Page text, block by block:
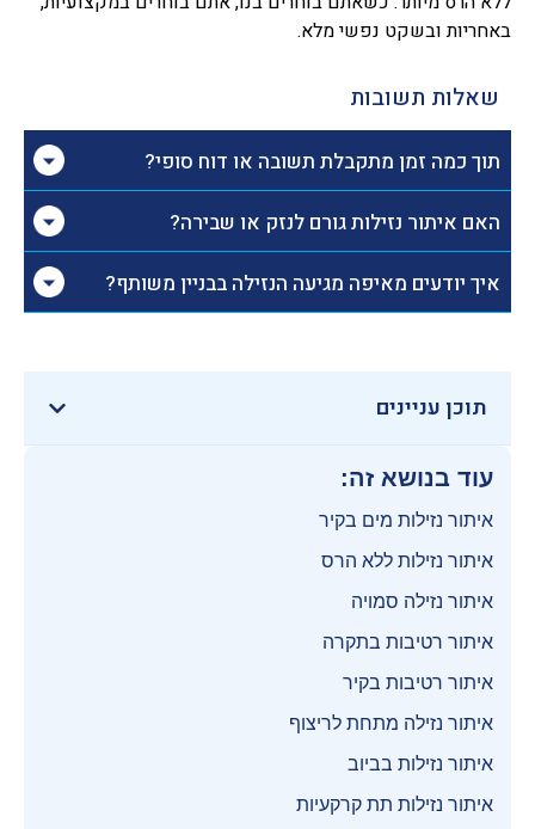
תוכן עניינים
עוד בנושא זה:
איתור נזילות מים בקיר
איתור נזילות ללא הרס
איתור נזילה סמויה
איתור רטיבות בתקרה
איתור רטיבות בקיר
איתור נזילה מתחת לריצוף
איתור נזילות בביוב
איתור נזילות תת קרקעיות
באחריות ובשקט נפשי מלא.
שאלות תשובות
תוך כמה זמן מתקבלת תשובה או דוח סופי?
האם איתור נזילות גורם לנזק או שבירה?
איך יודעים מאיפה מגיעה הנזילה בבניין משותף?